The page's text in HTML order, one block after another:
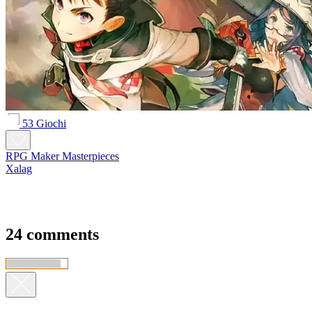
53 Giochi
RPG Maker Masterpieces
Xalag
24 comments